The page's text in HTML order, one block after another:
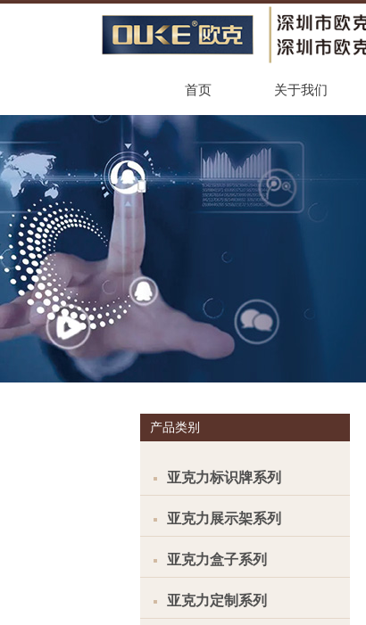
首页 关于我们
产品类别
亚克力标识牌系列
亚克力展示架系列
亚克力盒子系列
亚克力定制系列